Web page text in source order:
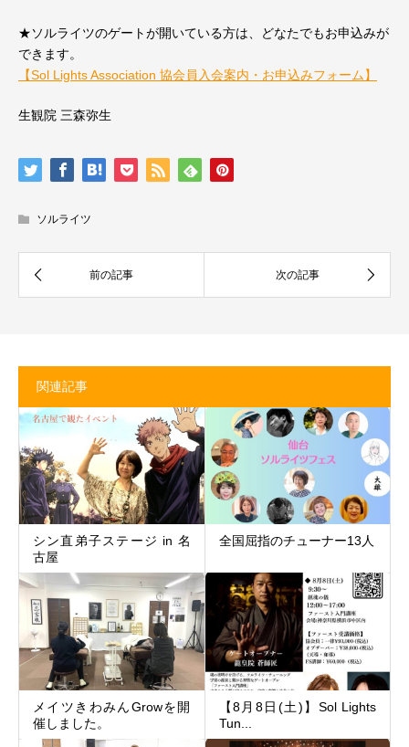
★ソルライツのゲートが開いている方は、どなたでもお申込みが
できます。
【Sol Lights Association 協会員入会案内・お申込みフォーム】
生観院 三森弥生
ソルライツ
関連記事
シン直弟子ステージ in 名
古屋
全国屈指のチューナー13人
メイツきわみんGrowを開
催しました。
【8月8日(土)】Sol Lights
Tun...